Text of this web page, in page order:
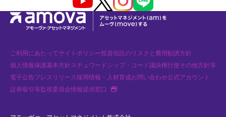
ご利用にあたってサイトポリシー投資信託のリスクと費用勧誘方針
個人情報保護基本方針スチュワードシップ・コード議決権行使その他方針等
電子公告プレスリリース採用情報・人材育成お問い合わせ公式アカウント
証券取引等監視委員会情報提供窓口